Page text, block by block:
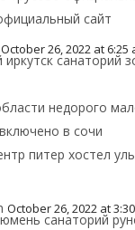
сайт
October 26, 2022 at 6:25
санаторий
недорого
в сочи
питер хостел
October 26, 2022 at
санаторий